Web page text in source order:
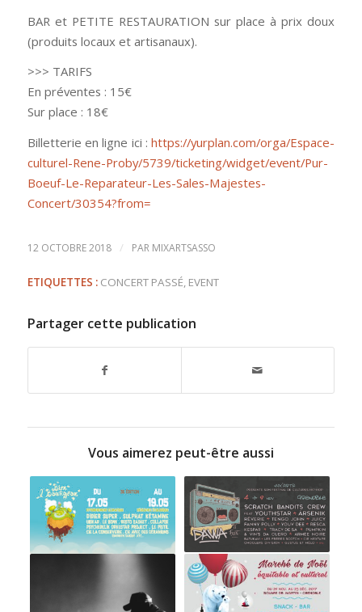
BAR et PETITE RESTAURATION sur place à prix doux
(produits locaux et artisanaux).
>>> TARIFS
En préventes : 15€
Sur place : 18€
Billetterie en ligne ici :https://yurplan.com/orga/Espace-
culturel-Rene-Proby/5739/ticketing/widget/event/Pur-
Boeuf-Le-Reparateur-Les-Sales-Majestes-
Concert/30354?from=
12 OCTOBRE 2018 / PAR MIXARTSASSO
ETIQUETTES : CONCERT PASSÉ, EVENT
Partager cette publication
Vous aimerez peut-être aussi